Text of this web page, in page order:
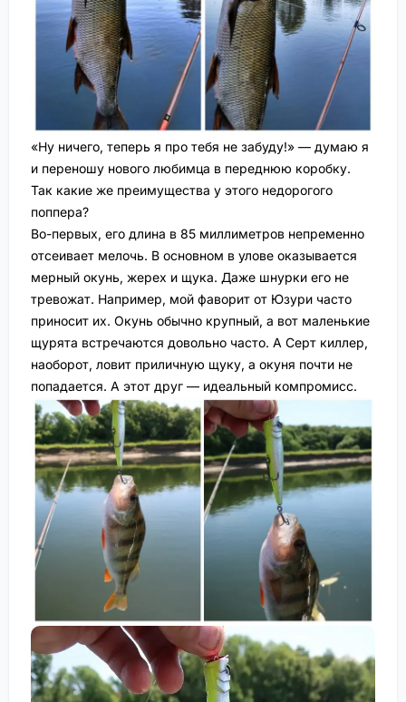
«Ну ничего, теперь я про тебя не забуду!» — думаю я
и переношу нового любимца в переднюю коробку.
Так какие же преимущества у этого недорогого
поппера?
Во-первых, его длина в 85 миллиметров непременно
отсеивает мелочь. В основном в улове оказывается
мерный окунь, жерех и щука. Даже шнурки его не
тревожат. Например, мой фаворит от Юзури часто
приносит их. Окунь обычно крупный, а вот маленькие
щурята встречаются довольно часто. А Серт киллер,
наоборот, ловит приличную щуку, а окуня почти не
попадается. А этот друг — идеальный компромисс.